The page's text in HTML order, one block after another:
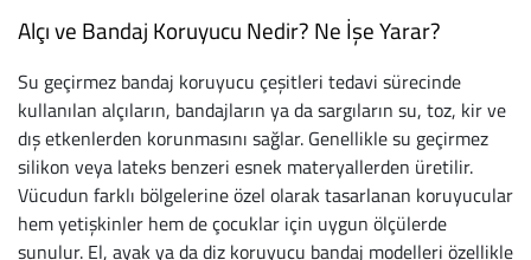
Imac
Legero
Pinoso
Sandalet
Unisex Çocuk
İlk Adım
Softstep
Anatomik
Natura
X-Collection
Bellagio
Ulisse
Burun Bandı
Egzersiz
Göğüs Protezi
Legero
Melissa
Mini Melissa
Alçı ve Bandaj Koruyucu Nedir? Ne İşe Yarar?
Su geçirmez bandaj koruyucu çeşitleri tedavi sürecinde
kullanılan alçıların, bandajların ya da sargıların su, toz, kir ve
dış etkenlerden korunmasını sağlar. Genellikle su geçirmez
silikon veya lateks benzeri esnek materyallerden üretilir.
Vücudun farklı bölgelerine özel olarak tasarlanan koruyucular
hem yetişkinler hem de çocuklar için uygun ölçülerde
sunulur. El, ayak ya da diz koruyucu bandaj modelleri özellikle